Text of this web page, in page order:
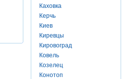
Каховка
Керчь
Киев
Киревцы
Кировоград
Ковель
Козелец
Конотоп